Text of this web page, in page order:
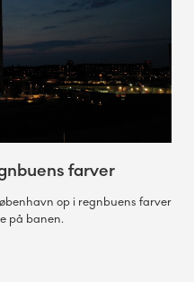
farver
op i regnbuens farver
på banen.